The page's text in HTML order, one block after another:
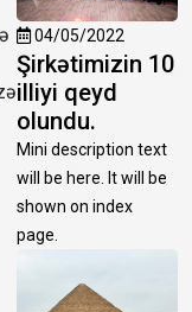
04/05/2022
Şirkətimizin 10
illiyi qeyd
olundu.
Mini description text
will be here. It will be
shown on index
page.